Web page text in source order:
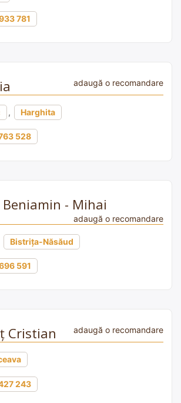
781
adaugă o recomandare
, Harghita
528
Beniamin - Mihai
adaugă o recomandare
Bistrița-Năsăud
591
Cristian adaugă o recomandare
243